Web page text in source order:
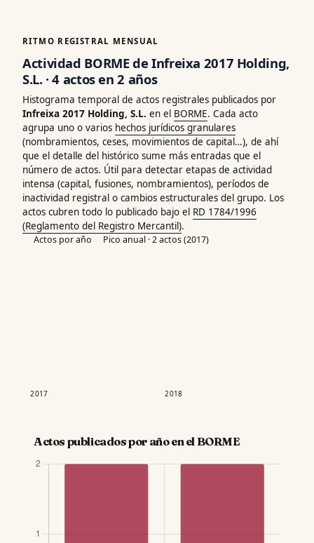
RITMO REGISTRAL MENSUAL
Actividad BORME de Infreixa 2017 Holding,
S.L. · 4 actos en 2 años
Histograma temporal de actos registrales publicados por
Infreixa 2017 Holding, S.L. en el BORME. Cada acto
agrupa uno o varios hechos jurídicos granulares
(nombramientos, ceses, movimientos de capital…), de ahí
que el detalle del histórico sume más entradas que el
número de actos. Útil para detectar etapas de actividad
intensa (capital, fusiones, nombramientos), períodos de
inactividad registral o cambios estructurales del grupo. Los
actos cubren todo lo publicado bajo el RD 1784/1996
(Reglamento del Registro Mercantil).
Actos por año Pico anual · 2 actos (2017)
2017 2018
Actos publicados por año en el BORME